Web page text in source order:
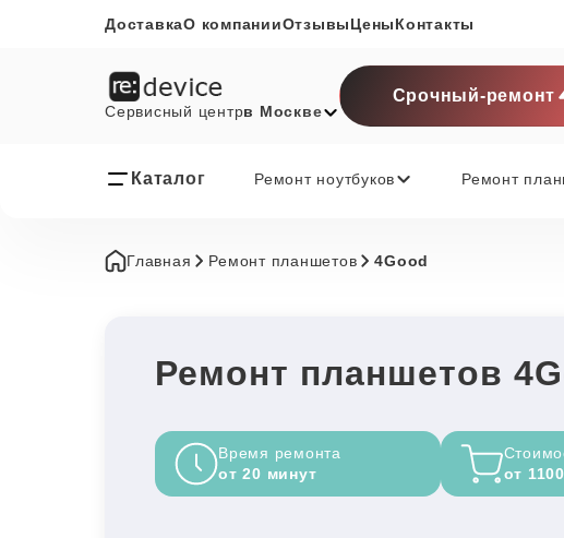
ДоставкаО компанииОтзывыЦеныКонтакты
Сервисный центрв Москве
Срочный-ремонт
Каталог Ремонт ноутбуков Ремонт
Главная Ремонт планшетов 4Good
Ремонт планшетов
Время ремонта
от 20 минут
от